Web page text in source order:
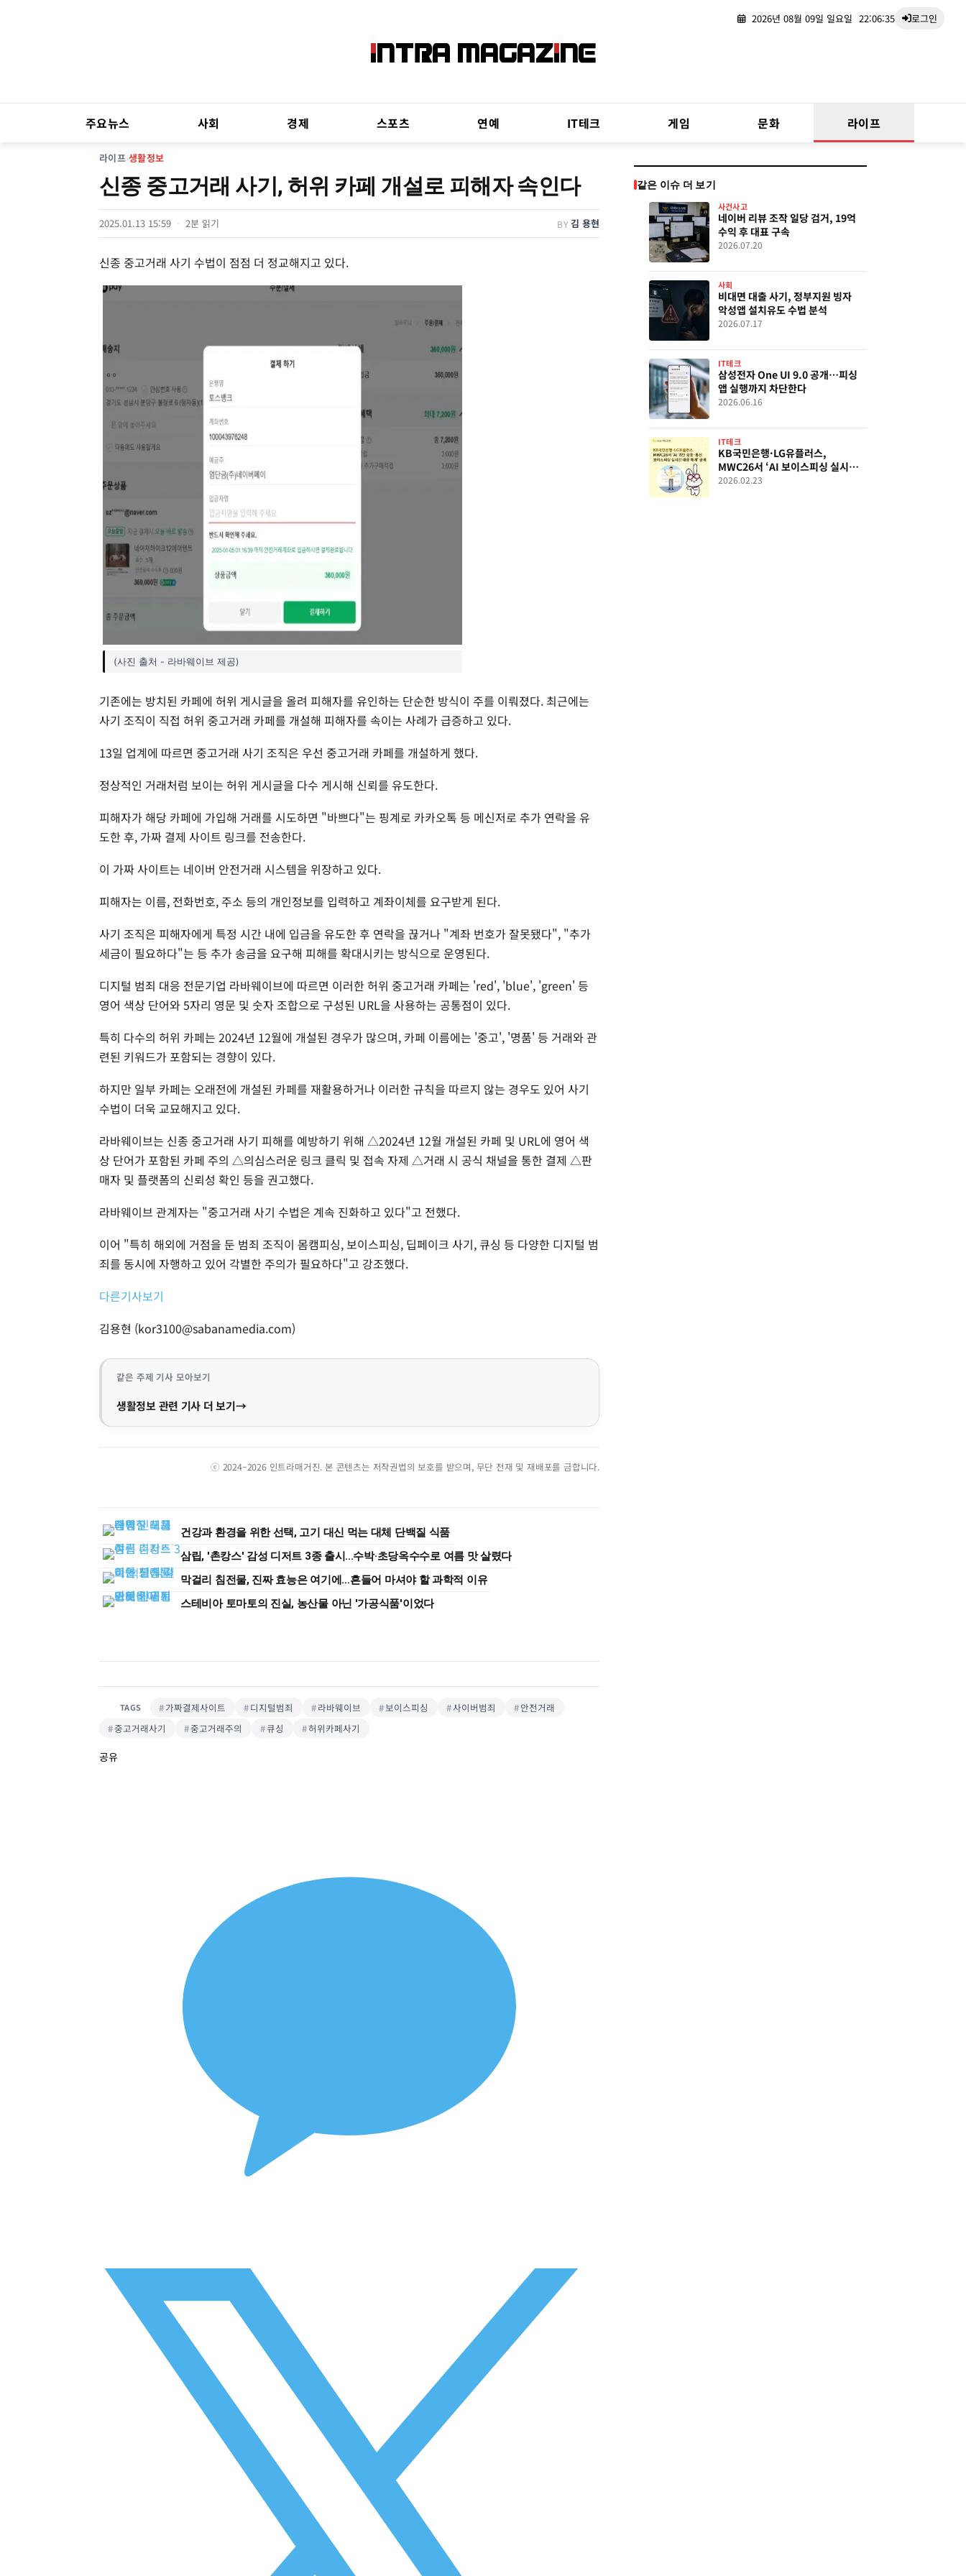
2026년 08월 09일 일요일 22:06:36 로그인
주요뉴스 사회 경제 스포츠 연예 IT테크 게임 문화 라이프
라이프›생활정보
신종 중고거래 사기, 허위 카페 개설로 피해자 속인다
2025.01.13 15:59 2분 읽기 BY 김 용현
신종 중고거래 사기 수법이 점점 더 정교해지고 있다.
(사진 출처 - 라바웨이브 제공)
기존에는 방치된 카페에 허위 게시글을 올려 피해자를 유인하는 단순한 방식이 주를 이뤄졌다. 최근에는
사기 조직이 직접 허위 중고거래 카페를 개설해 피해자를 속이는 사례가 급증하고 있다.
13일 업계에 따르면 중고거래 사기 조직은 우선 중고거래 카페를 개설하게 했다.
정상적인 거래처럼 보이는 허위 게시글을 다수 게시해 신뢰를 유도한다.
피해자가 해당 카페에 가입해 거래를 시도하면 "바쁘다"는 핑계로 카카오톡 등 메신저로 추가 연락을 유
도한 후, 가짜 결제 사이트 링크를 전송한다.
이 가짜 사이트는 네이버 안전거래 시스템을 위장하고 있다.
피해자는 이름, 전화번호, 주소 등의 개인정보를 입력하고 계좌이체를 요구받게 된다.
사기 조직은 피해자에게 특정 시간 내에 입금을 유도한 후 연락을 끊거나 "계좌 번호가 잘못됐다", "추가
세금이 필요하다"는 등 추가 송금을 요구해 피해를 확대시키는 방식으로 운영된다.
디지털 범죄 대응 전문기업 라바웨이브에 따르면 이러한 허위 중고거래 카페는 'red', 'blue', 'green' 등
영어 색상 단어와 5자리 영문 및 숫자 조합으로 구성된 URL을 사용하는 공통점이 있다.
특히 다수의 허위 카페는 2024년 12월에 개설된 경우가 많으며, 카페 이름에는 '중고', '명품' 등 거래와 관
련된 키워드가 포함되는 경향이 있다.
하지만 일부 카페는 오래전에 개설된 카페를 재활용하거나 이러한 규칙을 따르지 않는 경우도 있어 사기
수법이 더욱 교묘해지고 있다.
라바웨이브는 신종 중고거래 사기 피해를 예방하기 위해 △2024년 12월 개설된 카페 및 URL에 영어 색
상 단어가 포함된 카페 주의 △의심스러운 링크 클릭 및 접속 자제 △거래 시 공식 채널을 통한 결제 △판
매자 및 플랫폼의 신뢰성 확인 등을 권고했다.
라바웨이브 관계자는 "중고거래 사기 수법은 계속 진화하고 있다"고 전했다.
이어 "특히 해외에 거점을 둔 범죄 조직이 몸캠피싱, 보이스피싱, 딥페이크 사기, 큐싱 등 다양한 디지털 범
죄를 동시에 자행하고 있어 각별한 주의가 필요하다"고 강조했다.
다른기사보기
김용현 (kor3100@sabanamedia.com)
같은 주제 기사 모아보기
생활정보 관련 기사 더 보기
ⓒ 2024–2026 인트라매거진. 본 콘텐츠는 저작권법의 보호를 받으며, 무단 전재 및 재배포를 금합니다.
건강과 환경을 위한 선택, 고기 대신 먹는 대체 단백질 식품
삼립, '촌캉스' 감성 디저트 3종 출시...수박·초당옥수수로 여름 맛 살렸다
막걸리 침전물, 진짜 효능은 여기에…흔들어 마셔야 할 과학적 이유
스테비아 토마토의 진실, 농산물 아닌 '가공식품'이었다
TAGS 가짜결제사이트 디지털범죄 라바웨이브 보이스피싱 사이버범죄
안전거래
중고거래사기
중고거래주의 큐싱 허위카페사기
공유
같은 이슈 더 보기
사건사고
네이버 리뷰 조작 일당 검거, 19억
수익 후 대표 구속
2026.07.20
사회
비대면 대출 사기, 정부지원 빙자
악성앱 설치유도 수법 분석
2026.07.17
IT테크
삼성전자 One UI 9.0 공개…피싱
앱 실행까지 차단한다
2026.06.16
IT테크
KB국민은행·LG유플러스,
MWC26서 ‘AI 보이스피싱 실시간
차단’ 공개…통화 중 즉시 지급정지
2026.02.23